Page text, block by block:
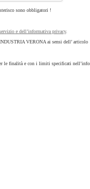
sono obbligatori !
e dell’informativa privacy.
VERONA ai sensi dell’
le finalità e con i limiti specificati